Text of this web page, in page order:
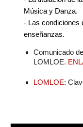
Música y Danza.
- Las condiciones
enseñanzas.
Comunicado
LOMLOE.
LOMLOE: